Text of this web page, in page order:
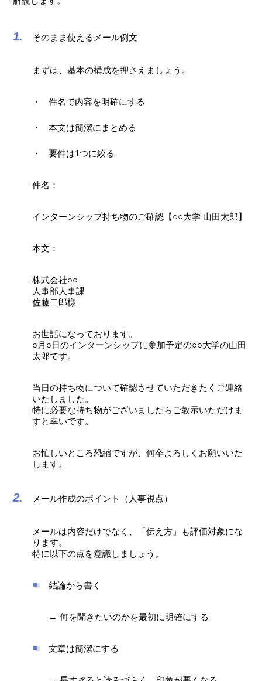
そのまま使えるメール例文
まずは、基本の構成を押さえましょう。
件名で内容を明確にする
本文は簡潔にまとめる
要件は1つに絞る
件名：
インターンシップ持ち物のご確認【○○大学 山田太郎】
本文：
株式会社○○
人事部人事課
佐藤二郎様
お世話になっております。
○月○日のインターンシップに参加予定の○○大学の山田
太郎です。
当日の持ち物について確認させていただきたくご連絡
いたしました。
特に必要な持ち物がございましたらご教示いただけま
すと幸いです。
お忙しいところ恐縮ですが、何卒よろしくお願いいた
します。
メール作成のポイント（人事視点）
メールは内容だけでなく、「伝え方」も評価対象にな
ります。
特に以下の点を意識しましょう。
結論から書く
→ 何を聞きたいのかを最初に明確にする
文章は簡潔にする